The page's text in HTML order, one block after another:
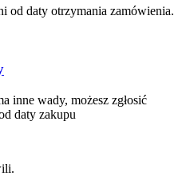
od daty otrzymania zamówienia.
inne wady, możesz zgłosić
daty zakupu